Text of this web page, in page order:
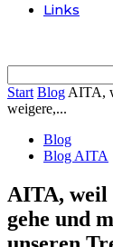
Links
Start Blog AITA,
weigere,...
Blog
Blog AITA
AITA, weil
gehe und